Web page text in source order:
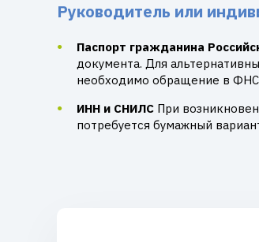
Руководитель или
Паспорт гражданина
документа. Для
необходимо обращение в ФНС
ИНН и СНИЛС При
потребуется бумажный